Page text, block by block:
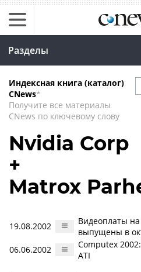
Разделы
Индексная книга (каталог)
CNews*
Получите все материалы
CNews по ключевому слову
Nvidia Corp
+
Matrox
19.08.2002
Видеоплаты на
выпущены в
06.06.2002
Computex
ATI